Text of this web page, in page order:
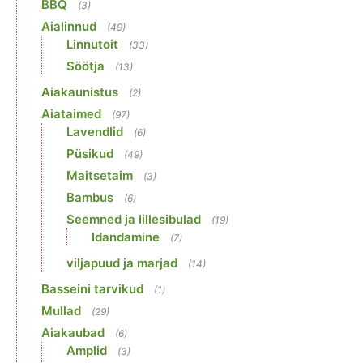
BBQ (3)
Aialinnud (49)
Linnutoit (33)
Söötja (13)
Aiakaunistus (2)
Aiataimed (97)
Lavendlid (6)
Püsikud (49)
Maitsetaim (3)
Bambus (6)
Seemned ja lillesibulad (19)
Idandamine (7)
viljapuud ja marjad (14)
Basseini tarvikud (1)
Mullad (29)
Aiakaubad (6)
Amplid (3)